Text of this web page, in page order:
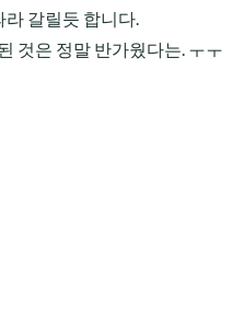
갈릴듯 합니다.
것은 정말 반가웠다는. ㅜㅜ